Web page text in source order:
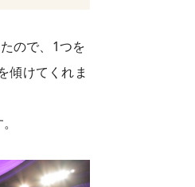
ので、1つを
傾けてくれま